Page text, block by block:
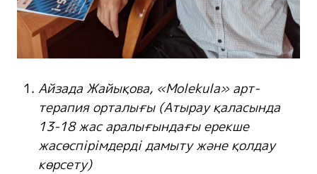
Айзада Жайықова, «Molekula» арт-
терапия орталығы (Атырау қаласында
13-18 жас аралығындағы ерекше
жасөспірімдерді дамыту және қолдау
көрсету)